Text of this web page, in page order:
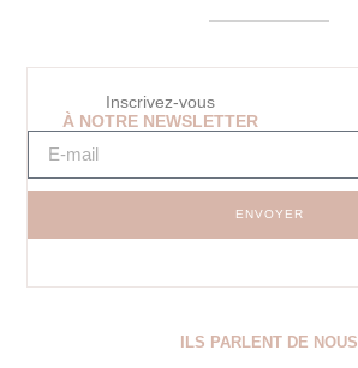
Inscrivez-vous
À NOTRE NEWSLETTER
ENVOYER
ILS PARLENT DE NOUS